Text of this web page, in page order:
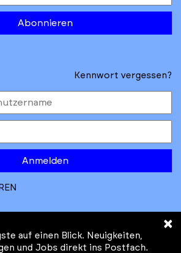
Abonnieren
Kennwort vergessen?
Anmelden
×
auf einen Blick. Neuigkeiten,
und Jobs direkt ins Postfach.